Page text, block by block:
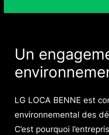
Un
LG LOCA BENNE est
environnemental des
C’est pourquoi